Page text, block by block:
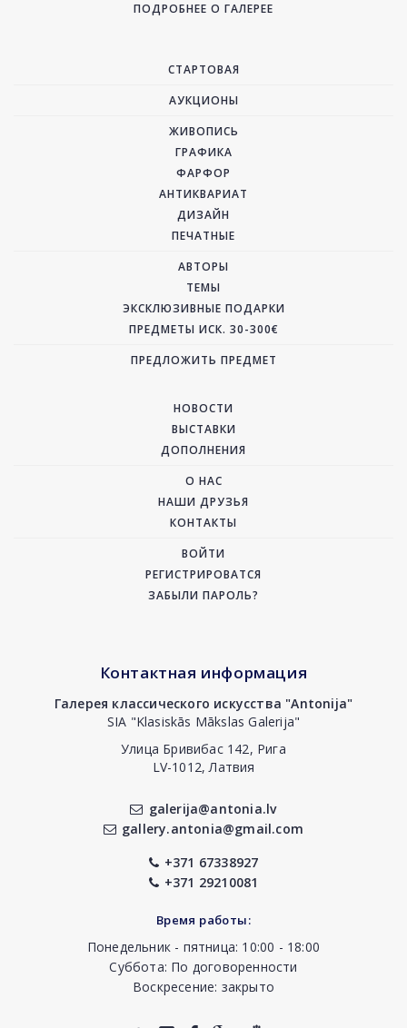
ПОДРОБНЕЕ О ГАЛЕРЕЕ
СТАРТОВАЯ
АУКЦИОНЫ
ЖИВОПИСЬ
ГРАФИКА
ФАРФОР
АНТИКВАРИАТ
ДИЗАЙН
ПЕЧАТНЫЕ
АВТОРЫ
ТЕМЫ
ЭКСКЛЮЗИВНЫЕ ПОДАРКИ
ПРЕДМЕТЫ ИСК. 30-300€
ПРЕДЛОЖИТЬ ПРЕДМЕТ
НОВОСТИ
ВЫСТАВКИ
ДОПОЛНЕНИЯ
О НАС
НАШИ ДРУЗЬЯ
КОНТАКТЫ
ВОЙТИ
РЕГИСТРИРОВАТСЯ
ЗАБЫЛИ ПАРОЛЬ?
Контактная информация
Галерея классического искусства "Antonija"
SIA "Klasiskās Mākslas Galerija"
Улица Бривибас 142, Рига
LV-1012, Латвия
galerija@antonia.lv
gallery.antonia@gmail.com
+371 67338927
+371 29210081
Время работы:
Понедельник - пятница: 10:00 - 18:00
Суббота: По договоренности
Воскресение: закрыто